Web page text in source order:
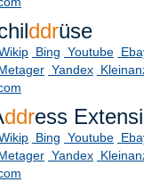
ddrüse
Bing Youtube
Yandex
ddress
Bing Youtube
Yandex